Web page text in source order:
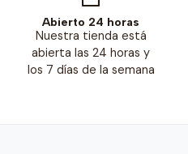
Abierto 24 horas
Nuestra tienda está
abierta las 24 horas y
los 7 días de la semana